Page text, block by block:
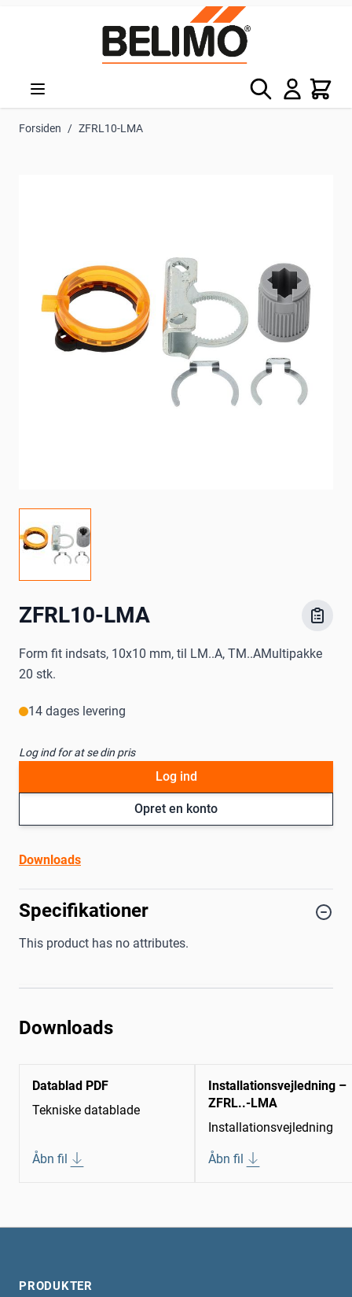
Søg Kurv
Forsiden / ZFRL10-LMA
ZFRL10-LMA
Form fit indsats, 10x10 mm, til LM..A, TM..AMultipakke
20 stk.
14 dages levering
Log ind for at se din pris
Opret en konto
Log ind
Downloads
Specifikationer
This product has no attributes.
Downloads
Datablad PDF
Tekniske datablade
Åbn fil
Installationsvejledning –
ZFRL..-LMA
Installationsvejledning
Åbn fil
PRODUKTER